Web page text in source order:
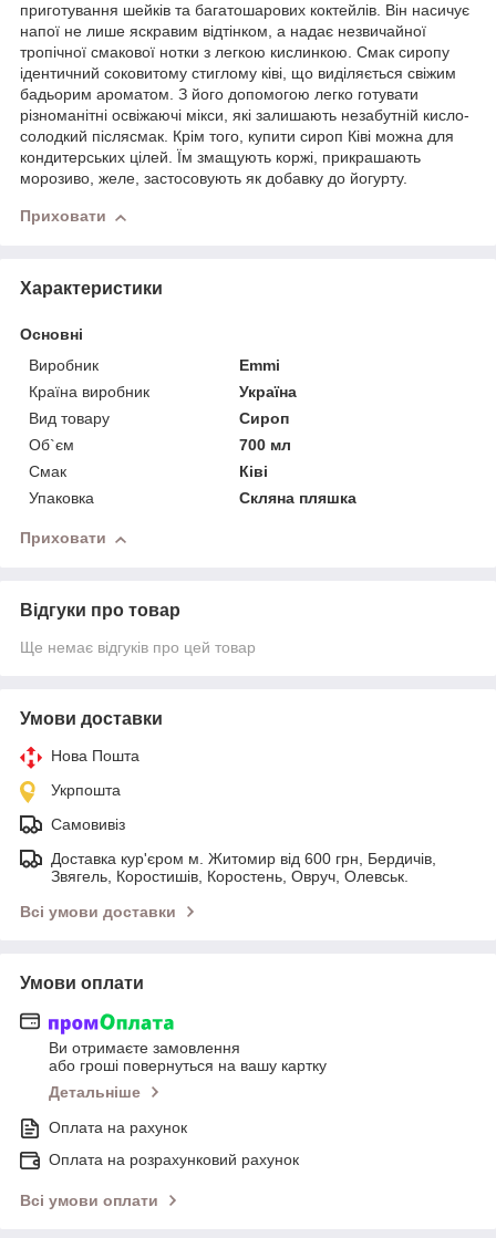
приготування шейків та багатошарових коктейлів. Він насичує
напої не лише яскравим відтінком, а надає незвичайної
тропічної смакової нотки з легкою кислинкою. Смак сиропу
ідентичний соковитому стиглому ківі, що виділяється свіжим
бадьорим ароматом. З його допомогою легко готувати
різноманітні освіжаючі мікси, які залишають незабутній кисло-
солодкий післясмак. Крім того, купити сироп Ківі можна для
кондитерських цілей. Їм змащують коржі, прикрашають
морозиво, желе, застосовують як добавку до йогурту.
Приховати
Характеристики
Основні
Виробник
Emmi
Країна виробник
Україна
Вид товару
Сироп
Об`єм
700 мл
Смак
Ківі
Упаковка
Скляна пляшка
Приховати
Відгуки про товар
Ще немає відгуків про цей товар
Умови доставки
Нова Пошта
Укрпошта
Самовивіз
Доставка кур'єром м. Житомир від 600 грн, Бердичів,
Звягель, Коростишів, Коростень, Овруч, Олевськ.
Всі умови доставки
Умови оплати
Ви отримаєте замовлення
або гроші повернуться на вашу картку
Детальніше
Оплата на рахунок
Оплата на розрахунковий рахунок
Всі умови оплати